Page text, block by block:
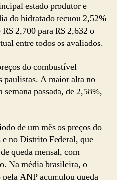
estado produtor e
do hidratado recuou 2,52%
R$ 2,700 para R$ 2,632 o
entre todos os avaliados.
do combustível
paulistas. A maior alta no
passada, de 2,58%,
de um mês os preços do
e no Distrito Federal, que
queda mensal, com
Na média brasileira, o
ANP acumulou queda